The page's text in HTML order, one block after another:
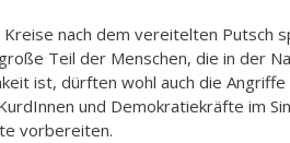
nach dem vereitelten
Teil der Menschen, die in der
ist, dürften wohl auch die
und Demokratiekräfte im
vorbereiten.